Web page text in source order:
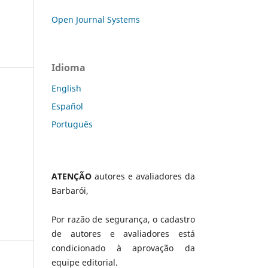
Open Journal Systems
Idioma
English
Español
Português
ATENÇÃO autores e avaliadores da
Barbarói,
Por razão de segurança, o cadastro
de autores e avaliadores está
condicionado à aprovação da
equipe editorial.